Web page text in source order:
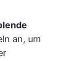
an, um